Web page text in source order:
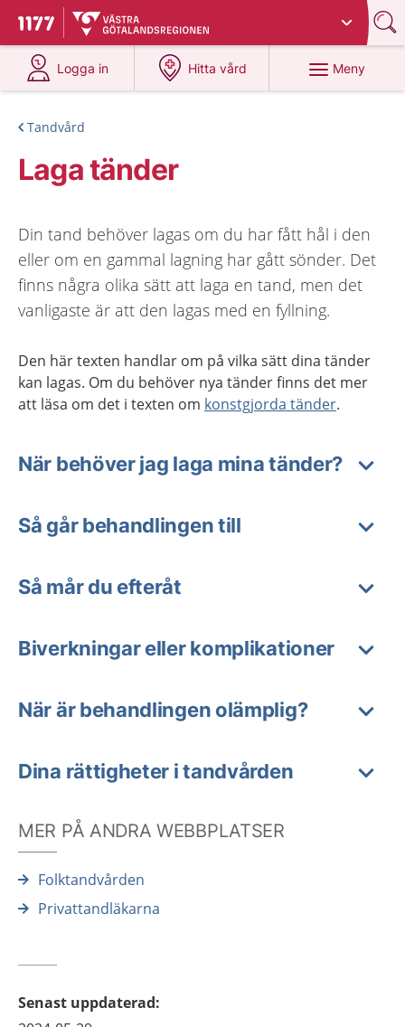
Till startsidan för 1177
Du har valt region
Logga in
på 1177.se
Hitta vård
på 1177.se
Meny
Tandvård
Laga tänder
Din tand behöver lagas om du har fått hål i den
eller om en gammal lagning har gått sönder. Det
finns några olika sätt att laga en tand, men det
vanligaste är att den lagas med en fyllning.
Den här texten handlar om på vilka sätt dina tänder
kan lagas. Om du behöver nya tänder finns det mer
att läsa om det i texten om konstgjorda tänder.
När behöver jag laga mina tänder?
Så går behandlingen till
Så mår du efteråt
Biverkningar eller komplikationer
När är behandlingen olämplig?
Dina rättigheter i tandvården
MER PÅ ANDRA WEBBPLATSER
Folktandvården
Privattandläkarna
Senast uppdaterad: